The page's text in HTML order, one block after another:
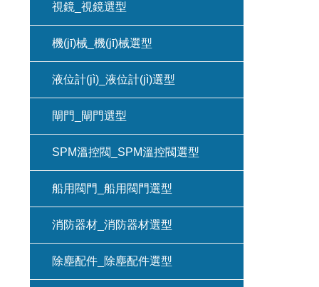
視鏡_視鏡選型
機(jī)械_機(jī)械選型
液位計(jì)_液位計(jì)選型
閘門_閘門選型
SPM溫控閥_SPM溫控閥選型
船用閥門_船用閥門選型
消防器材_消防器材選型
除塵配件_除塵配件選型